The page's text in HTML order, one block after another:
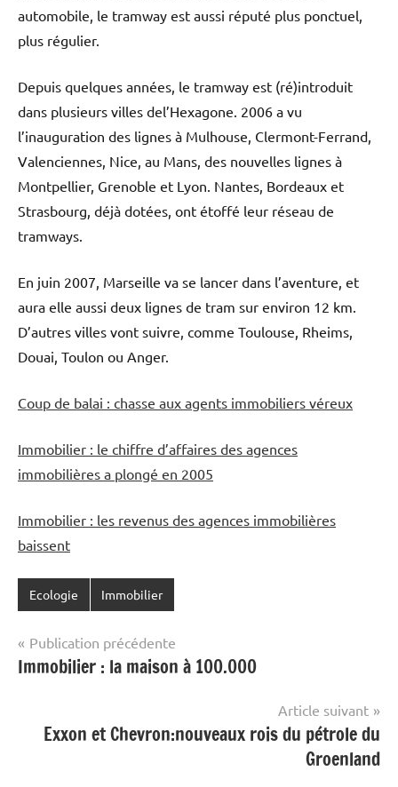
automobile, le tramway est aussi réputé plus ponctuel,
plus régulier.
Depuis quelques années, le tramway est (ré)introduit
dans plusieurs villes del’Hexagone. 2006 a vu
l’inauguration des lignes à Mulhouse, Clermont-Ferrand,
Valenciennes, Nice, au Mans, des nouvelles lignes à
Montpellier, Grenoble et Lyon. Nantes, Bordeaux et
Strasbourg, déjà dotées, ont étoffé leur réseau de
tramways.
En juin 2007, Marseille va se lancer dans l’aventure, et
aura elle aussi deux lignes de tram sur environ 12 km.
D’autres villes vont suivre, comme Toulouse, Rheims,
Douai, Toulon ou Anger.
Coup de balai : chasse aux agents immobiliers véreux
Immobilier : le chiffre d’affaires des agences
immobilières a plongé en 2005
Immobilier : les revenus des agences immobilières
baissent
Ecologie Immobilier
Navigation
de
Publication précédente
Immobilier : la maison à 100.000
Article suivant
Exxon et Chevron:nouveaux rois du pétrole du
Groenland